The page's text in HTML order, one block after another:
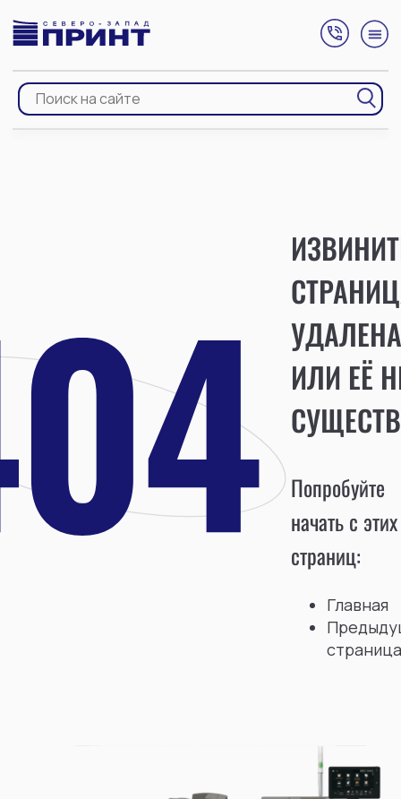
УДАЛЕНА
ИЛИ ЕЁ
Попробуйте
начать с этих
страниц:
Главная
страница